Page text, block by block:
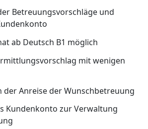
Betreuungsvorschläge und
ab Deutsch B1 möglich
mit wenigen
der Anreise der Wunschbetreuung
Kundenkonto zur Verwaltung